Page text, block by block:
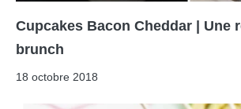
Cupcakes Bacon Cheddar | Une
brunch
18 octobre 2018